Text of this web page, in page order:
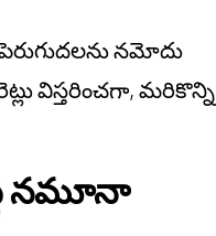
నమోదు
విస్తరించగా, మరికొన్ని
నమూనా